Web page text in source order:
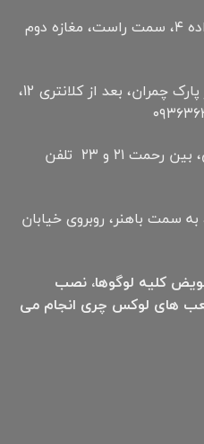
: الهیه ۳۷، پاشازاده ۴، سمت راست، مغازه دوم
: بلوار چمران، بعد از پارک چمران، بعد از کلانتری 12،
: بلوار رحمت شرقی، بین رحمت ۲۱ و ۲۳ تلفن
سمت باهنر، روبروی خیابان
کلیه لوگوها، نصب
های لوکس چری انجام می